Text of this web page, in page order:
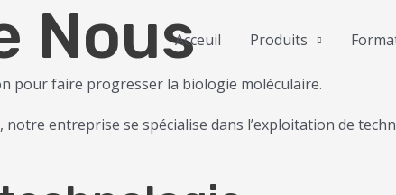
Acceuil Produits
Nous
pour faire progresser la biologie moléculaire.
notre entreprise se spécialise dans l’exploitation de